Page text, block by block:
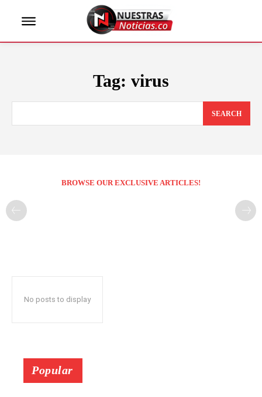
Tag: virus
SEARCH
BROWSE OUR EXCLUSIVE ARTICLES!
No posts to display
Popular